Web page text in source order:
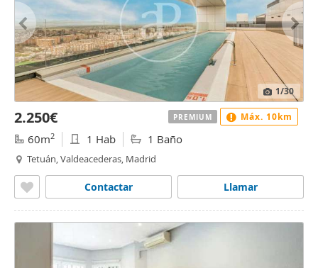
1/30
2.250€
60m2 1 Hab 1 Baño
Tetuán, Valdeacederas, Madrid
Llamar
Contactar
PREMIUM Máx. 10km